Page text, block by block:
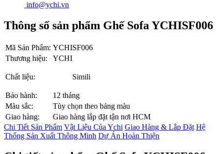
info@ychi.vn
Thông số sản phẩm Ghế Sofa YCHISF006
Mã Sản Phẩm: YCHISF006
Thương hiệu:
YCHI
Chất liệu: Simili
Bảo hành:
12 tháng
Màu sắc:
Tùy chọn theo bảng màu
Giao hàng:
Giao hàng lắp đặt tận nơi HCM
Chi Tiết Sản Phẩm Vật Liệu Của Ychi Giao Hàng & Lắp Đặt Hệ
Thống Sản Xuất Thông Minh Dự Án Hoàn Thiện